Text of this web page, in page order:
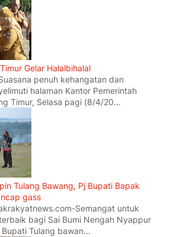
Gelar Halalbihalal
penuh kehangatan dan
halaman Kantor Pemerintah
Timur, Selasa pagi (8/4/20...
Tulang Bawang, Pj Bupati Bapak
gass
Semangat untuk
bagi Sai Bumi Nengah Nyappur
Tulang bawan...